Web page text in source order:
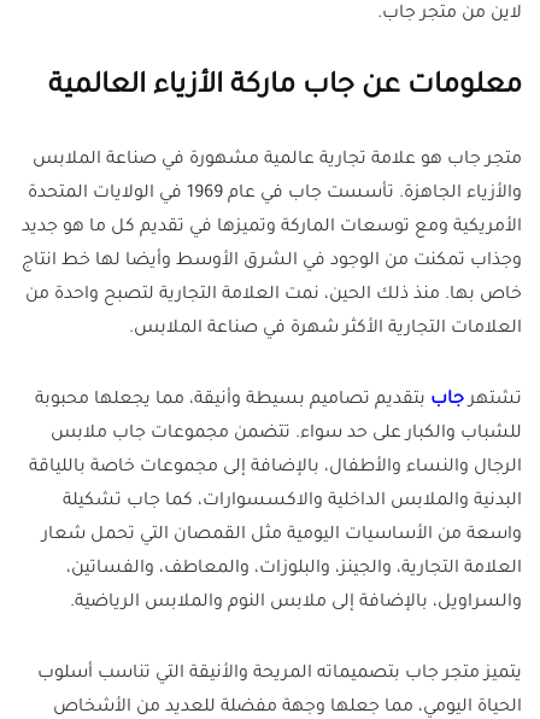
لاين من متجر جاب.
معلومات عن جاب ماركة الأزياء العالمية
متجر جاب هو علامة تجارية عالمية مشهورة في صناعة الملابس
والأزياء الجاهزة. تأسست جاب في عام 1969 في الولايات المتحدة
الأمريكية ومع توسعات الماركة وتميزها في تقديم كل ما هو جديد
وجذاب تمكنت من الوجود في الشرق الأوسط وأيضا لها خط انتاج
خاص بها. منذ ذلك الحين، نمت العلامة التجارية لتصبح واحدة من
العلامات التجارية الأكثر شهرة في صناعة الملابس.
تشتهرجاب بتقديم تصاميم بسيطة وأنيقة، مما يجعلها محبوبة
للشباب والكبار على حد سواء. تتضمن مجموعات جاب ملابس
الرجال والنساء والأطفال، بالإضافة إلى مجموعات خاصة باللياقة
البدنية والملابس الداخلية والاكسسوارات، كما جاب تشكيلة
واسعة من الأساسيات اليومية مثل القمصان التي تحمل شعار
العلامة التجارية، والجينز، والبلوزات، والمعاطف، والفساتين،
والسراويل، بالإضافة إلى ملابس النوم والملابس الرياضية.
يتميز متجر جاب بتصميماته المريحة والأنيقة التي تناسب أسلوب
الحياة اليومي، مما جعلها وجهة مفضلة للعديد من الأشخاص